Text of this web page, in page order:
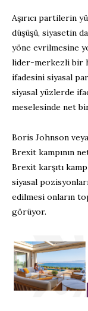
Aşırıcı partilerin
düşüşü, siyasetin
yöne evrilmesine
lider-merkezli bir
ifadesini siyasal
siyasal yüzlerde
meselesinde net
Boris Johnson
Brexit kampının
Brexit karşıtı
siyasal
edilmesi onların
görüyor.